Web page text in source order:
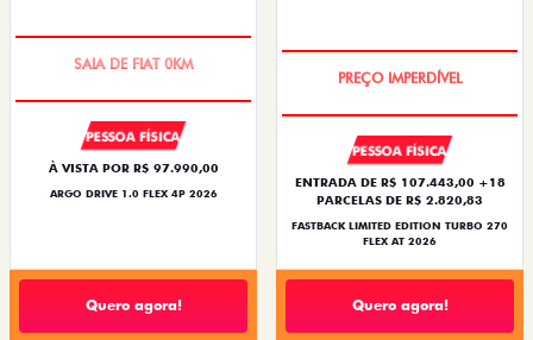
PESSOA FÍSICA
À VISTA POR R$ 97.990,00
ARGO DRIVE 1.0 FLEX 4P 2026
Quero agora!
PESSOA FÍSICA
ENTRADA DE R$ 107.443,00 +18
PARCELAS DE R$ 2.820,83
FASTBACK LIMITED EDITION TURBO 270
FLEX AT 2026
Quero agora!